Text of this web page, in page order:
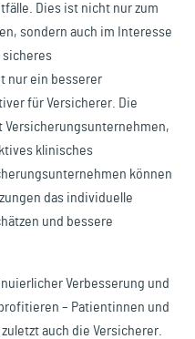
Dies ist nicht nur zum
sondern auch im Interesse
sicheres
nur ein besserer
für Versicherer. Die
Versicherungsunternehmen,
klinisches
können
das individuelle
und bessere
Verbesserung und
– Patientinnen und
auch die Versicherer.